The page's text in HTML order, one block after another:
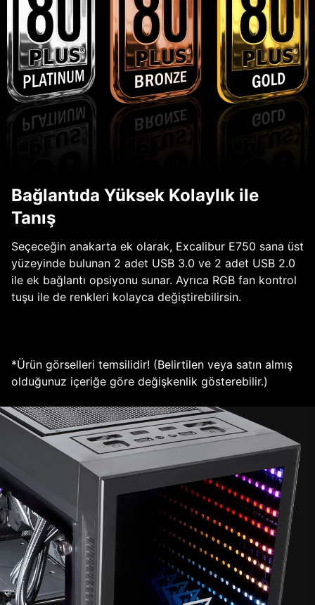
Bağlantıda Yüksek Kolaylık ile
Tanış
Seçeceğin anakarta ek olarak, Excalibur E750 sana üst
yüzeyinde bulunan 2 adet USB 3.0 ve 2 adet USB 2.0
ile ek bağlantı opsiyonu sunar. Ayrıca RGB fan kontrol
tuşu ile de renkleri kolayca değiştirebilirsin.
*Ürün görselleri temsilidir! (Belirtilen veya satın almış
olduğunuz içeriğe göre değişkenlik gösterebilir.)